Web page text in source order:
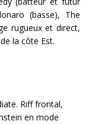
(basse), The
rugueux et direct,
la côte Est.
Riff frontal,
en mode